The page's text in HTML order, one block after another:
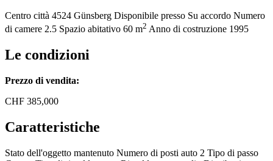
Centro città 4524 Günsberg Disponibile presso Su accordo Numero
di camere 2.5 Spazio abitativo 60 m2 Anno di costruzione 1995
Le condizioni
Prezzo di vendita:
CHF 385,000
Caratteristiche
Stato dell'oggetto mantenuto Numero di posti auto 2 Tipo di passo